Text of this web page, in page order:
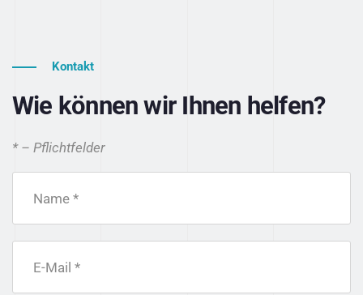
Kontakt
Wie können wir Ihnen helfen?
* – Pflichtfelder
Name *
E-Mail *